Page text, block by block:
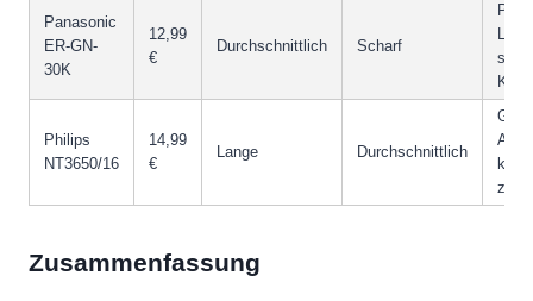
Panasonic
ER-GN-
30K
12,99
€
Durchschnittlich Scharf
Philips
NT3650/16
14,99
€
Lange Durchschnittlich
Gute
zu
Zusammenfassung